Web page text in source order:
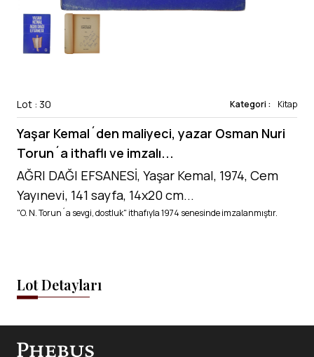
Lot : 30 Kategori : Kitap
Yaşar Kemal´den maliyeci, yazar Osman Nuri
Torun´a ithaflı ve imzalı...
AĞRI DAĞI EFSANESİ, Yaşar Kemal, 1974, Cem
Yayınevi, 141 sayfa, 14x20 cm...
"O. N. Torun´a sevgi, dostluk" ithafıyla 1974 senesinde imzalanmıştır.
Lot Detayları